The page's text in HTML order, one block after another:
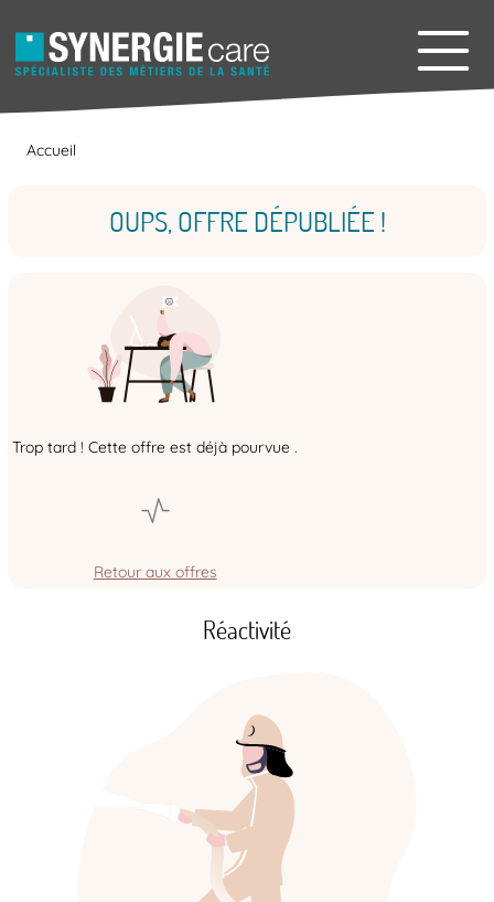
Accueil
OUPS, OFFRE DÉPUBLIÉE !
Trop tard ! Cette offre est déjà pourvue .
Retour aux offres
Réactivité